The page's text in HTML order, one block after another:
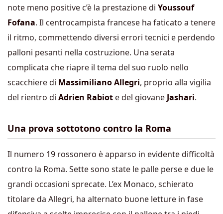
note meno positive c’è la prestazione di Youssouf
Fofana. Il centrocampista francese ha faticato a tenere
il ritmo, commettendo diversi errori tecnici e perdendo
palloni pesanti nella costruzione. Una serata
complicata che riapre il tema del suo ruolo nello
scacchiere di Massimiliano Allegri, proprio alla vigilia
del rientro di Adrien Rabiot e del giovane Jashari.
Una prova sottotono contro la Roma
Il numero 19 rossonero è apparso in evidente difficoltà
contro la Roma. Sette sono state le palle perse e due le
grandi occasioni sprecate. L’ex Monaco, schierato
titolare da Allegri, ha alternato buone letture in fase